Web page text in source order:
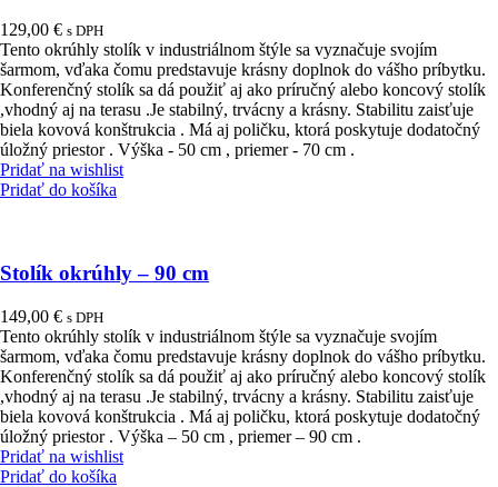
129,00 € s DPH
Tento okrúhly stolík v industriálnom štýle sa vyznačuje svojím
šarmom, vďaka čomu predstavuje krásny doplnok do vášho príbytku.
Konferenčný stolík sa dá použiť aj ako príručný alebo koncový stolík
,vhodný aj na terasu .Je stabilný, trvácny a krásny. Stabilitu zaisťuje
biela kovová konštrukcia . Má aj poličku, ktorá poskytuje dodatočný
úložný priestor . Výška - 50 cm , priemer - 70 cm .
Pridať na wishlist
Pridať do košíka
Stolík okrúhly – 90 cm
149,00 € s DPH
Tento okrúhly stolík v industriálnom štýle sa vyznačuje svojím
šarmom, vďaka čomu predstavuje krásny doplnok do vášho príbytku.
Konferenčný stolík sa dá použiť aj ako príručný alebo koncový stolík
,vhodný aj na terasu .Je stabilný, trvácny a krásny. Stabilitu zaisťuje
biela kovová konštrukcia . Má aj poličku, ktorá poskytuje dodatočný
úložný priestor . Výška – 50 cm , priemer – 90 cm .
Pridať na wishlist
Pridať do košíka